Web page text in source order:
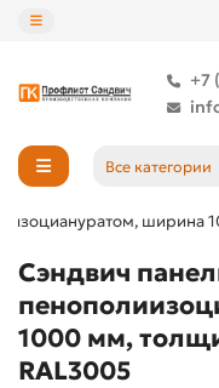
+7
Все категории
Сэндвич
1000 мм,
RAL3005